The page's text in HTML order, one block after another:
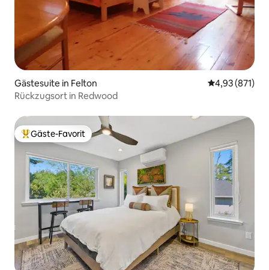
Gästesuite in Felton
4,93 (871)
Rückzugsort in Redwood
Beliebter Gäste-Favorit.
Gäste-Favorit